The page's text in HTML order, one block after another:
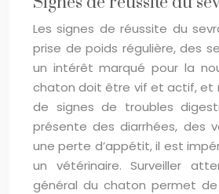
Les signes de réussite du
prise de poids régulière, des
un intérêt marqué pour la
chaton doit être vif et actif, et
de signes de troubles
présente des diarrhées, des
une perte d’appétit, il est
un vétérinaire. Surveiller
général du chaton permet de